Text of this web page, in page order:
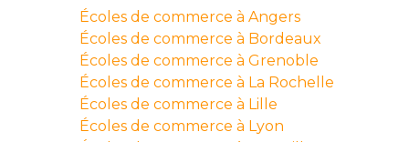
Écoles de commerce à Angers
Écoles de commerce à Bordeaux
Écoles de commerce à Grenoble
Écoles de commerce à La Rochelle
Écoles de commerce à Lille
Écoles de commerce à Lyon